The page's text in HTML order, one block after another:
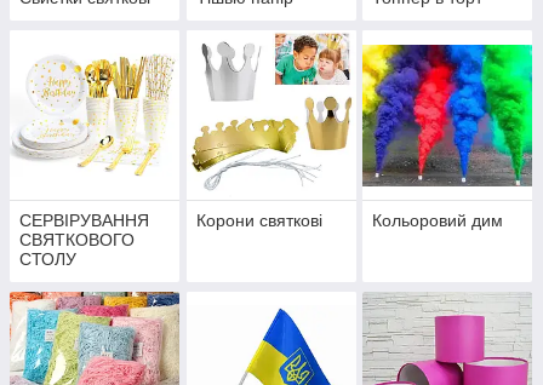
СЕРВІРУВАННЯ
СВЯТКОВОГО
СТОЛУ
Корони святкові Кольоровий дим